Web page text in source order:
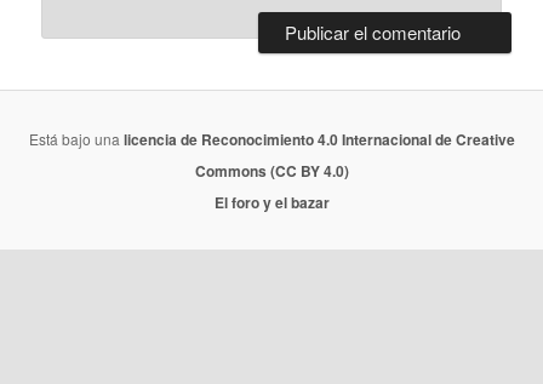
Está bajo una licencia de Reconocimiento 4.0 Internacional de Creative
Commons (CC BY 4.0)
El foro y el bazar